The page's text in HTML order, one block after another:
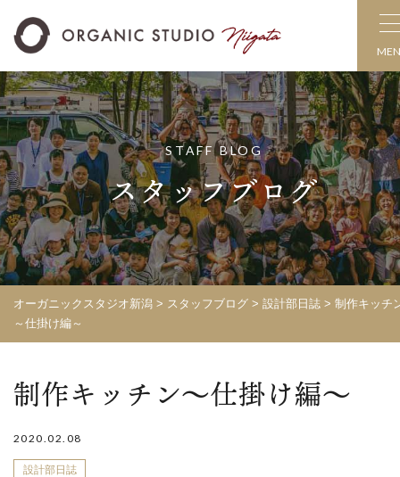
STAFF BLOG
スタッフブログ
オーガニックスタジオ新潟 > スタッフブログ > 設計部日誌 > 制作キッチ
～仕掛け編～
制作キッチン～仕掛け編～
2020.02.08
設計部日誌